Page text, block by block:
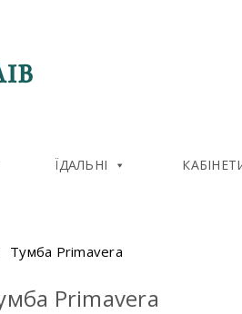
ЇДАЛЬНІ
Тумба Primavera
Primavera